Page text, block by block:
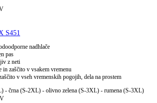
S451
nadhlače
pas
z neti
in zaščito v vsakem vremenu
v vseh vremenskih pogojih, dela na prostem
- črna (S-2XL) - olivno zelena (S-3XL) - rumena (S-3XL)